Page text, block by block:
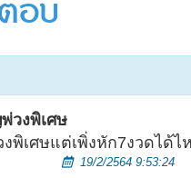
อบ
วงพิเศษ
พิเศษแต่เพิ่งหัก7งวดได้ไ
19/2/2564 9:53:24